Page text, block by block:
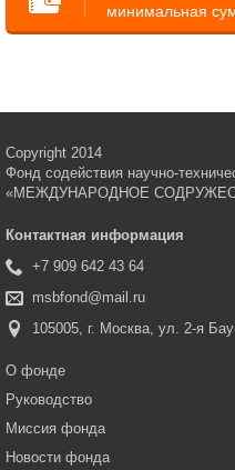
минимальная
Copyright 2014
Фонд содействия научно-
«МЕЖДУНАРОДНОЕ
Контактная информация
+7 909 642 43 64
msbfond@mail.ru
105005, г. Москва, ул. 2-я
О фонде
Руководство
Миссия фонда
Новости фонда